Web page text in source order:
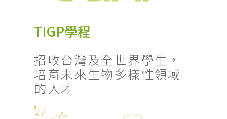
TIGP學程
招收台灣及全世界學生，
培育未來生物多樣性領域
的人才